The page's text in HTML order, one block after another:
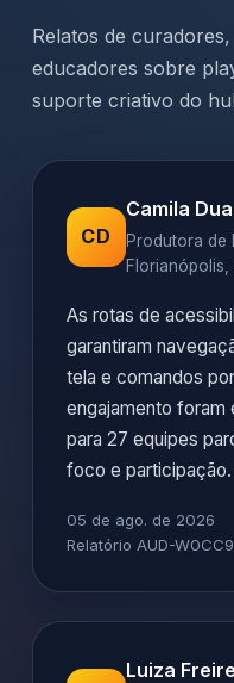
Relatos de
educadores sobre
suporte criativo do
CD
Camila
Produtora de
Florianópolis,
As rotas de
garantiram
tela e comandos
engajamento foram
para 27 equipes
foco e participação.
05 de ago. de 2026
Relatório AUD-W0CC9
Luiza Freire